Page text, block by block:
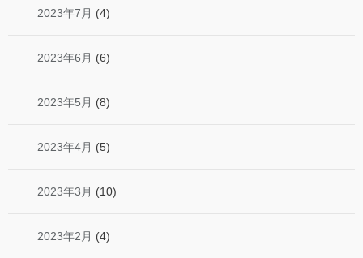
2023年7月 (4)
2023年6月 (6)
2023年5月 (8)
2023年4月 (5)
2023年3月 (10)
2023年2月 (4)